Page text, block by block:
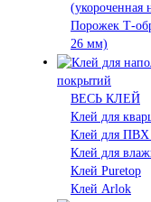
(укороченная
Порожек Т-
26 мм)
покрытий
ВЕСЬ КЛЕЙ
Клей для
Клей для ПВХ
Клей для
Клей Puretop
Клей Arlok